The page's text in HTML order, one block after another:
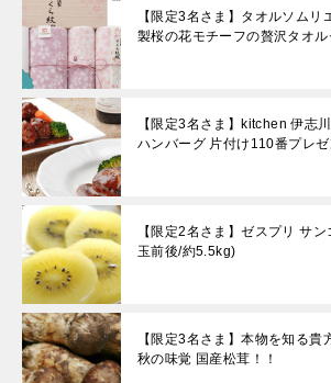
【限定3名さま】タオルソムリ
製桜の花モチーフの贅沢タオル
【限定3名さま】kitchen 伊志
ハンバーグ 片付け110番プレ
【限定2名さま】ゼスプリ サ
玉前後/約5.5kg)
【限定3名さま】本物を知る貴
秋の味覚 国産松茸！！